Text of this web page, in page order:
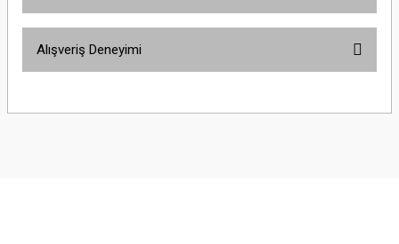
yetersiz gördüğünüz noktaları öneri formunu kullanarak tarafımıza
Alışveriş Deneyimi